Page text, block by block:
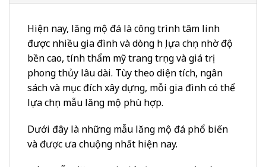
Hiện nay, lăng mộ đá là công trình tâm linh
được nhiều gia đình và dòng họ lựa chọn nhờ độ
bền cao, tính thẩm mỹ trang trọng và giá trị
phong thủy lâu dài. Tùy theo diện tích, ngân
sách và mục đích xây dựng, mỗi gia đình có thể
lựa chọn mẫu lăng mộ phù hợp.
Dưới đây là những mẫu lăng mộ đá phổ biến
và được ưa chuộng nhất hiện nay.